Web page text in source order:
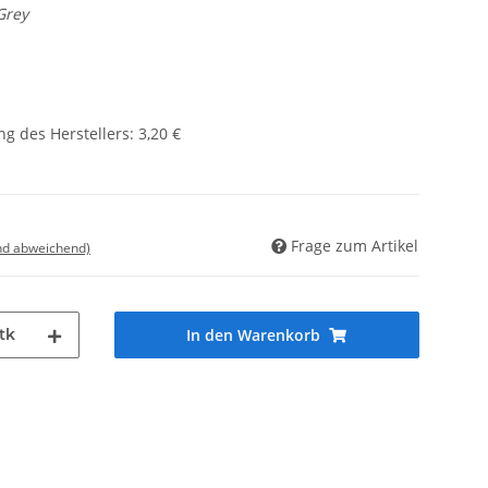
des Herstellers: 3,20 €
abweichend) Frage zum Artikel
In den Warenkorb